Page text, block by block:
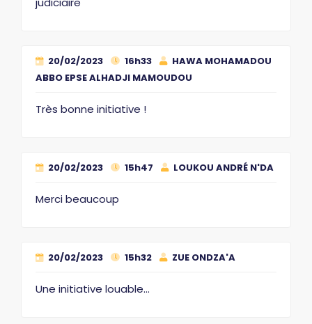
20/02/2023 16h33
HAWA MOHAMADOU
ABBO EPSE ALHADJI MAMOUDOU
Très bonne initiative !
20/02/2023 15h47 LOUKOU ANDRÉ N'DA
Merci beaucoup
20/02/2023 15h32 ZUE ONDZA'A
Une initiative louable...